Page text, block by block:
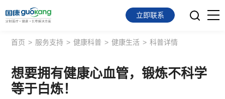
首页
面向会员
面向企业
立即联系
首页 > 服务支持 > 健康科普 > 健康生活 > 科普详情
想要拥有健康心血管，锻炼不科学
等于白炼！